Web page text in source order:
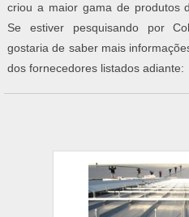
criou a maior gama de produtos
Se estiver pesquisando por
gostaria de saber mais
dos fornecedores listados adiante: